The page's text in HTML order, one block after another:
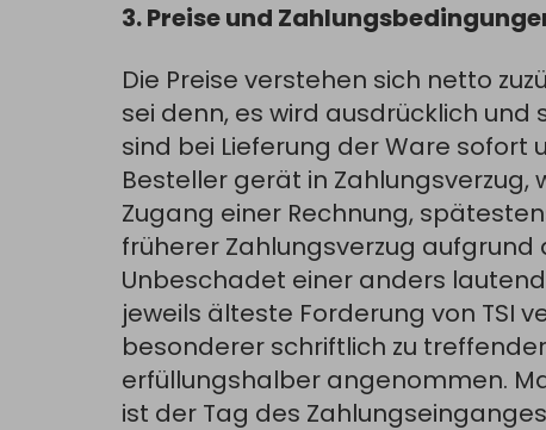
3. Preise und
Die Preise verstehen sich netto
sei denn, es wird ausdrücklich
sind bei Lieferung der Ware sofort
Besteller gerät in Zahlungsverzug,
Zugang einer Rechnung,
früherer Zahlungsverzug
Unbeschadet einer anders
jeweils älteste Forderung von TSI
besonderer schriftlich zu
erfüllungshalber angenommen.
ist der Tag des